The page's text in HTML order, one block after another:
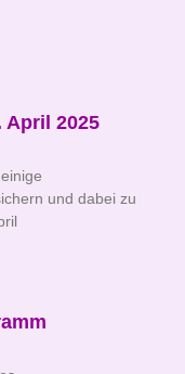
April 2025
und dabei zu